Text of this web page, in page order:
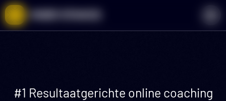
Ga
naar
de
#1 Resultaatgerichte online coaching